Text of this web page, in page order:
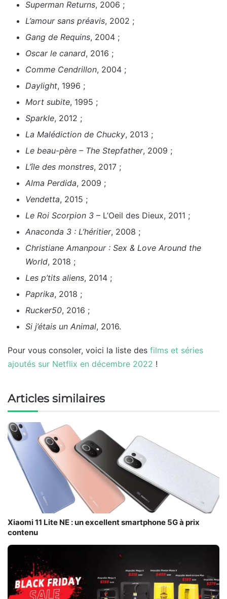
Superman Returns, 2006 ;
L’amour sans préavis, 2002 ;
Gang de Requins, 2004 ;
Oscar le canard, 2016 ;
Comme Cendrillon, 2004 ;
Daylight, 1996 ;
Mort subite, 1995 ;
Sparkle, 2012 ;
La Malédiction de Chucky, 2013 ;
Le beau-père – The Stepfather, 2009 ;
L’île des monstres, 2017 ;
Alma Perdida, 2009 ;
Vendetta, 2015 ;
Le Roi Scorpion 3 – L’Oeil des Dieux, 2011 ;
Anaconda 3 : L’héritier, 2008 ;
Christiane Amanpour : Sex & Love Around the
World, 2018 ;
Les p’tits aliens, 2014 ;
Paprika, 2018 ;
Rucker50, 2016 ;
Si j’étais un Animal, 2016.
Pour vous consoler, voici la liste des films et séries
ajoutés sur Netflix en décembre 2022 !
Articles similaires
Xiaomi 11 Lite NE : un excellent smartphone 5G à prix
contenu